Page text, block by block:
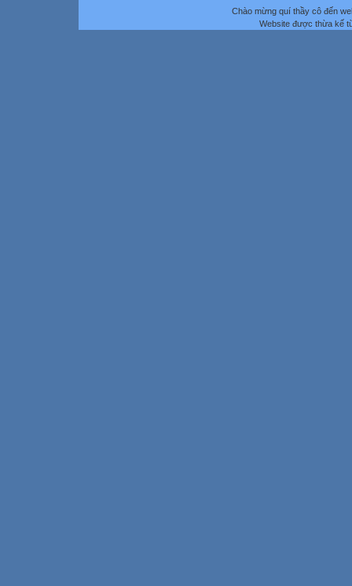
Chào mừng quí thầy cô đến
Website được thừa kế